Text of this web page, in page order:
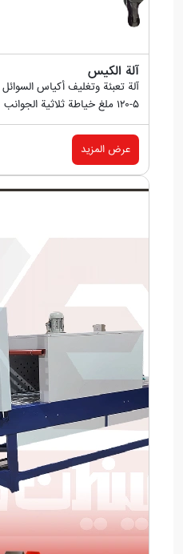
آلة الكيس
٥-١٢٠ ملغ خياطة ثلاثية الجوانب
عرض المزيد